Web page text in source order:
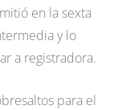
en la sexta
y lo
a registradora.
para el